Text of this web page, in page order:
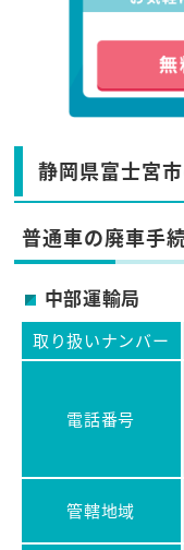
静岡県富士宮
普通車の廃車手
中部運輸局
取り扱いナンバー
電話番号
管轄地域